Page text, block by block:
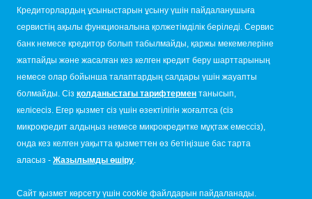
Кредиторлардың ұсыныстарын ұсыну үшін пайдаланушыға
сервистің ақылы функционалына қолжетімділік беріледі. Сервис
банк немесе кредитор болып табылмайды, қаржы мекемелеріне
жатпайды және жасалған кез келген кредит беру шарттарының
немесе олар бойынша талаптардың салдары үшін жауапты
болмайды. Сіз қолданыстағы тарифтермен танысып,
келісесіз. Егер қызмет сіз үшін өзектілігін жоғалтса (сіз
микрокредит алдыңыз немесе микрокредитке мұқтаж емессіз),
онда кез келген уақытта қызметтен өз бетіңізше бас тарта
аласыз - Жазылымды өшіру
Сайт қызмет көрсету үшін cookie файлдарын пайдаланады.